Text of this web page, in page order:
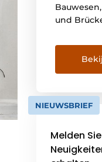
und
ein
erlebt.
Können
NIEUWSBRIEF
Melden